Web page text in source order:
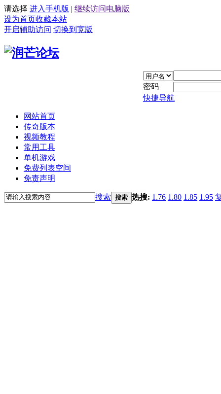
请选择 进入手机版 | 继续访问电脑版
设为首页收藏本站
开启辅助访问 切换到宽版
密码
快捷导航
网站首页
传奇版本
视频教程
常用工具
单机游戏
免费列表空间
免责声明
搜索 搜索 热搜: 1.76 1.80 1.85 1.95